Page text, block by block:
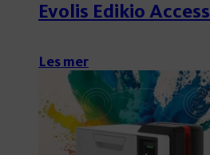
Evolis Edikio Access
Les mer